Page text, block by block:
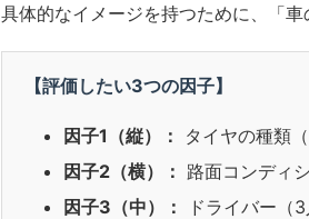
具体的なイメージを持つために、「
【評価したい3つの因子】
因子1（縦）：
タイヤの種類（
因子2（横）： 路面コンディ
因子3（中）：
ドライバー（3